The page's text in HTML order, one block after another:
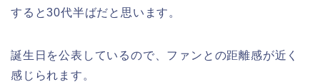
すると30代半ばだと思います。
誕生日を公表しているので、ファンとの距離感が近く
感じられます。